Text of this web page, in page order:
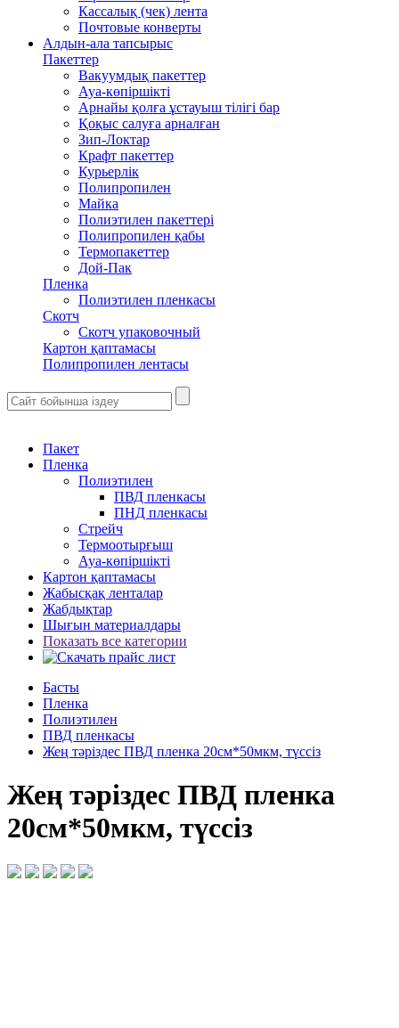
Кассалық (чек) лента
Почтовые конверты
Алдын-ала тапсырыс
Пакеттер
Вакуумдық пакеттер
Ауа-көпіршікті
Арнайы қолға ұстауыш тілігі бар
Қоқыс салуға арналған
Зип-Локтар
Крафт пакеттер
Курьерлік
Полипропилен
Майка
Полиэтилен пакеттері
Полипропилен қабы
Термопакеттер
Дой-Пак
Пленка
Полиэтилен пленкасы
Скотч
Скотч упаковочный
Картон қаптамасы
Полипропилен лентасы
Пакет
Пленка
Полиэтилен
ПВД пленкасы
ПНД пленкасы
Стрейч
Термоотырғыш
Ауа-көпіршікті
Картон қаптамасы
Жабысқақ ленталар
Жабдықтар
Шығын материалдары
Показать все категории
Басты
Пленка
Полиэтилен
ПВД пленкасы
Жең тәріздес ПВД пленка 20см*50мкм, түссіз
Жең тәріздес ПВД пленка
20см*50мкм, түссіз